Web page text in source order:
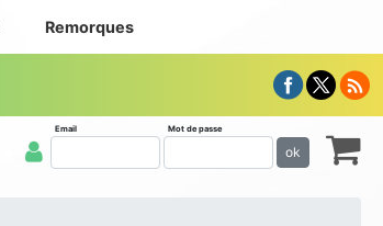
Remorques
Email Mot de passe
ok